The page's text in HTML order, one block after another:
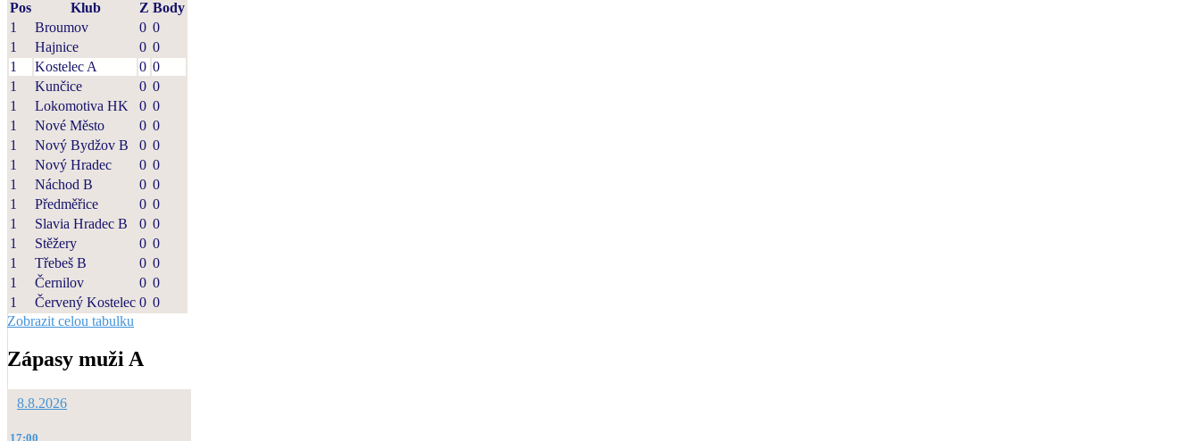
Pos Klub Z Body
1
Broumov 0 0
1
Hajnice 0 0
1
Kostelec A 0 0
1
Kunčice 0 0
1
Lokomotiva HK 0 0
1
Nové Město 0 0
1
Nový Bydžov B 0 0
1
Nový Hradec 0 0
1
Náchod B 0 0
1
Předměřice 0 0
1
Slavia Hradec B 0 0
1
Stěžery 0 0
1
Třebeš B 0 0
1
Černilov 0 0
1
Červený Kostelec 0 0
Zobrazit celou tabulku
Zápasy muži A
8.8.2026
17:00